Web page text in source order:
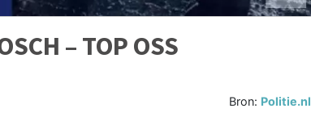
– TOP OSS
Bron: Politie.nl